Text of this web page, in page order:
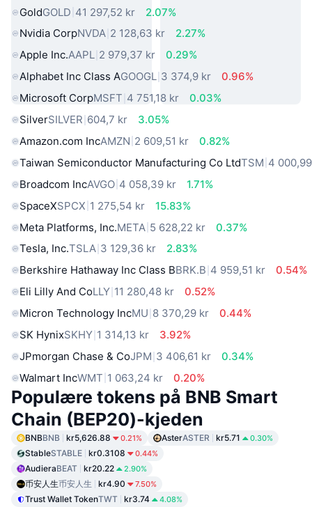
GoldGOLD 41 297,52 kr
2.07%
Nvidia CorpNVDA 2 128,63 kr
2.27%
Apple Inc.AAPL 2 979,37 kr
0.29%
Alphabet Inc Class AGOOGL 3 374,9 kr
0.96%
Microsoft CorpMSFT 4 751,18 kr
0.03%
SilverSILVER 604,7 kr
3.05%
Amazon.com IncAMZN 2 609,51 kr
0.82%
Taiwan Semiconductor Manufacturing Co LtdTSM 4
Broadcom IncAVGO 4 058,39 kr
1.71%
SpaceXSPCX 1 275,54 kr
15.83%
Meta Platforms, Inc.META 5 628,22 kr
0.37%
Tesla, Inc.TSLA 3 129,36 kr
2.83%
Berkshire Hathaway Inc Class BBRK.B 4 959,51 kr
0.54%
Eli Lilly And CoLLY 11 280,48 kr
0.52%
Micron Technology IncMU 8 370,29 kr
0.44%
SK HynixSKHY 1 314,13 kr
3.92%
JPmorgan Chase & CoJPM 3 406,61 kr
0.34%
Walmart IncWMT 1 063,24 kr 0.20%
Populære tokens på BNB Smart
Chain (BEP20)-kjeden
BNBBNB kr5,626.88 0.21% AsterASTER kr5.71 0.30%
StableSTABLE kr0.3108 0.44%
AudieraBEAT kr20.22 2.90%
币安人生币安人生 kr4.90 7.50%
Trust Wallet TokenTWT kr3.74 4.08%